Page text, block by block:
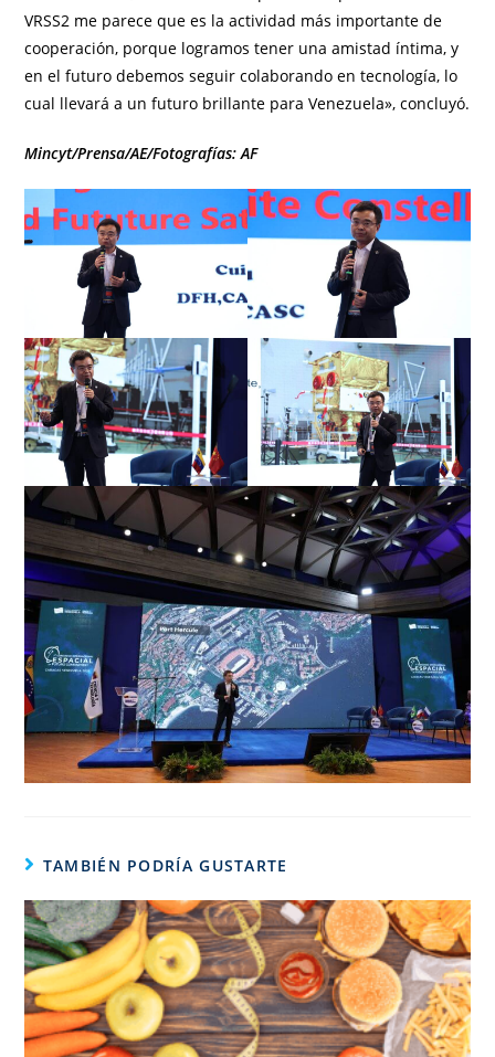
VRSS2 me parece que es la actividad más importante de
cooperación, porque logramos tener una amistad íntima, y
en el futuro debemos seguir colaborando en tecnología, lo
cual llevará a un futuro brillante para Venezuela», concluyó.
Mincyt/Prensa/AE/Fotografías: AF
TAMBIÉN PODRÍA GUSTARTE